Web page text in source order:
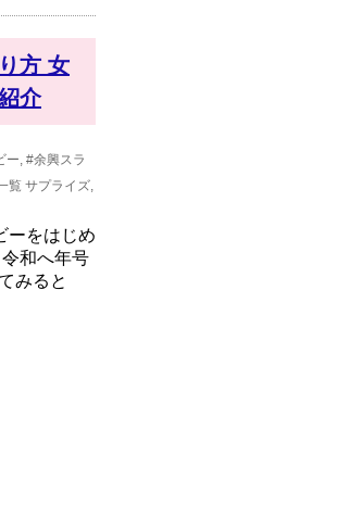
方 女
介
ー, #余興スラ
覧 サプライズ,
ーをはじめ
和へ年号
みると